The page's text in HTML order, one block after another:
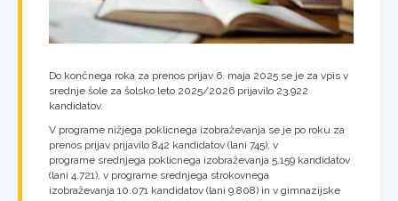
Do končnega roka za prenos prijav 6. maja 2025 se je za vpis v
srednje šole za šolsko leto 2025/2026 prijavilo 23.922
kandidatov.
V programe nižjega poklicnega izobraževanja se je po roku za
prenos prijav prijavilo 842 kandidatov (lani 745), v
programe srednjega poklicnega izobraževanja 5.159 kandidatov
(lani 4.721), v programe srednjega strokovnega
izobraževanja 10.071 kandidatov (lani 9.808) in v gimnazijske